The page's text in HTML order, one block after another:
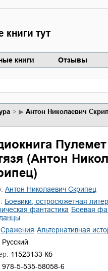
книги тут
книги Отзывы
Новоросии:
Кировоградской
Сидоренко
▶ Антон Николаевич
(Антон
Антон Николаевич Скрипец
боевики, остросюжетная
фантастика
боевая
сражения
альтернативная
Русский
11523133 Кб
978-5-535-58058-6